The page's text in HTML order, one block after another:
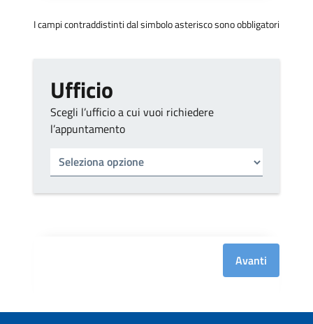
I campi contraddistinti dal simbolo asterisco sono obbligatori
Ufficio
Scegli l’ufficio a cui vuoi richiedere
l’appuntamento
Tipo di ufficio
Avanti